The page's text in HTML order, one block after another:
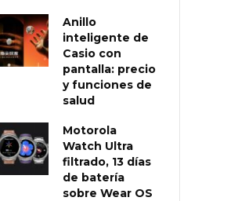
Anillo
inteligente de
Casio con
pantalla: precio
y funciones de
salud
Motorola
Watch Ultra
filtrado, 13 días
de batería
sobre Wear OS